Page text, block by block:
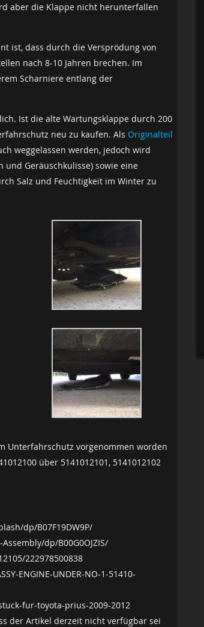
aber die Klappe nicht herunterfallen
ist, dass durch die Versprödung von
nach 8-10 Jahren brechen. Im
Scharniere entlang der
Ist die alte Wartungsklappe durch 200
neu zu kaufen. Als Originalteil
weggelassen werden, jedoch wird
Geräuschkulisse) sowie eine
Salz und Feuchtigkeit im Winter zu
Unterfahrschutz vorgenommen worden
über 5141012101, 5141012102
dp/B07F19DW9P/
dp/B00G0OJZIS/
222978500838
ENGINE-UNDER-NO-1-51410-
fur-toyota-prius-2009-2012
der Artikel derzeit nicht verfügbar sei